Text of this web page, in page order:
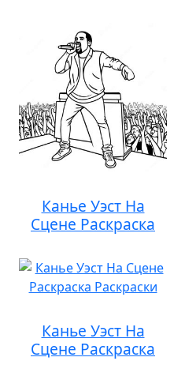
Канье Уэст На
Сцене Раскраска
Канье Уэст На
Сцене Раскраска